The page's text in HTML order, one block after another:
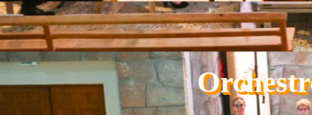
Aller au contenu